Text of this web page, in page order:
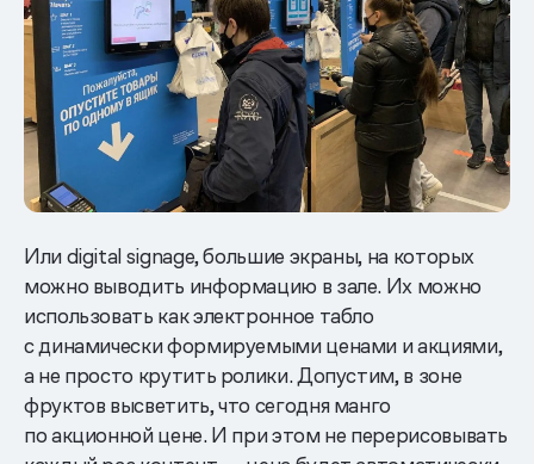
Или digital signage, большие экраны, на которых
можно выводить информацию в зале. Их можно
использовать как электронное табло
с динамически формируемыми ценами и акциями,
а не просто крутить ролики. Допустим, в зоне
фруктов высветить, что сегодня манго
по акционной цене. И при этом не перерисовывать